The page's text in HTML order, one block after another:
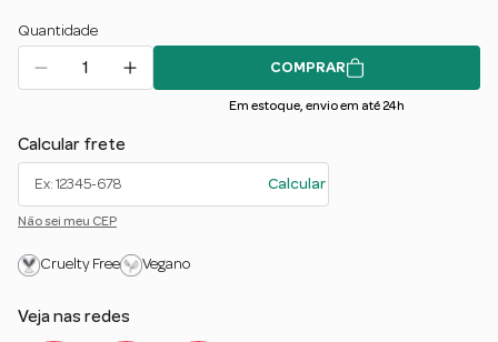
Quantidade
COMPRAR
Em estoque, envio em até 24h
Calcular frete
Calcular
Não sei meu CEP
Cruelty Free Vegano
Veja nas redes